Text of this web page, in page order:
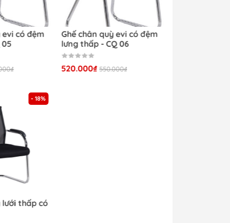
evi có đệm
05
Ghế chân quỳ evi có đệm
lưng thấp - CQ 06
520.000₫ 550.000₫
- 18%
lưới thấp có